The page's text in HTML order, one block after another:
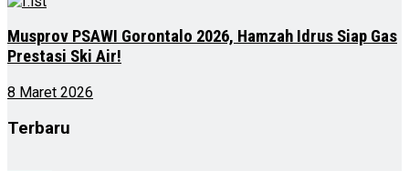
Musprov PSAWI Gorontalo 2026, Hamzah Idrus Siap Gas
Prestasi Ski Air!
8 Maret 2026
Terbaru